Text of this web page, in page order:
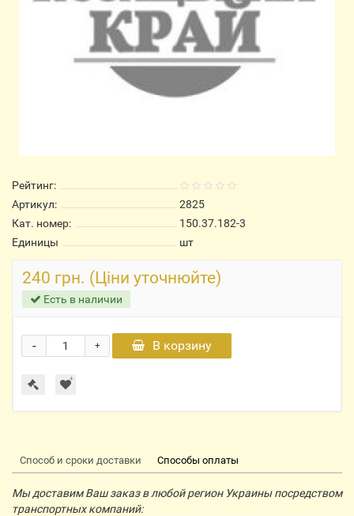
Рейтинг:
Артикул:
2825
Кат. номер:
150.37.182-3
Единицы
шт
240 грн. (Ціни уточнюйте)
Есть в наличии
+
- В корзину
Способ и сроки доставки Способы оплаты
Мы доставим Ваш заказ в любой регион Украины посредством
транспортных компаний: